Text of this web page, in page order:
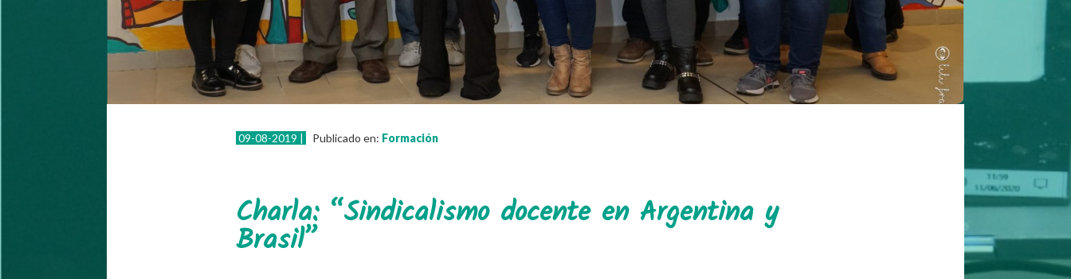
09-08-2019 | Publicado en: Formación
Charla: “Sindicalismo docente en Argentina y
Brasil”